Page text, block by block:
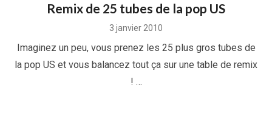
Remix de 25 tubes de la pop US
Posted
3 janvier 2010
Imaginez un peu, vous prenez les 25 plus gros tubes de
la pop US et vous balancez tout ça sur une table de remix
! …